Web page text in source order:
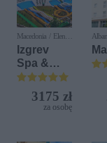
Macedonia / Elen
Kamen
Izgrev
Spa &
Aquapark
3175 zł
za osobę